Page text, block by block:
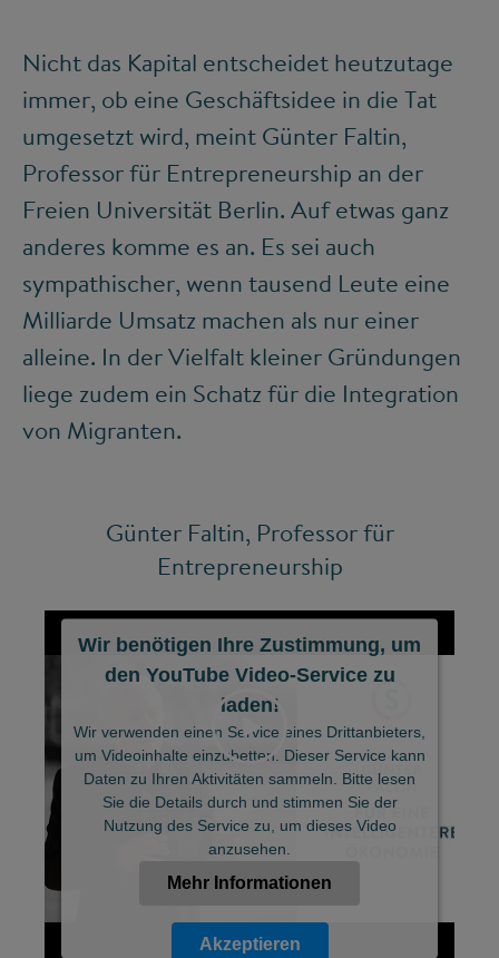
Nicht das Kapital entscheidet heutzutage
immer, ob eine Geschäftsidee in die Tat
umgesetzt wird, meint Günter Faltin,
Professor für Entrepreneurship an der
Freien Universität Berlin. Auf etwas ganz
anderes komme es an. Es sei auch
sympathischer, wenn tausend Leute eine
Milliarde Umsatz machen als nur einer
alleine. In der Vielfalt kleiner Gründungen
liege zudem ein Schatz für die Integration
von Migranten.
Wir benötigen Ihre Zustimmung, um
den YouTube Video-Service zu
laden!
Wir verwenden einen Service eines Drittanbieters,
um Videoinhalte einzubetten. Dieser Service kann
Daten zu Ihren Aktivitäten sammeln. Bitte lesen
Sie die Details durch und stimmen Sie der
Nutzung des Service zu, um dieses Video
anzusehen.
Mehr Informationen
Akzeptieren
Günter Faltin, Professor für
Entrepreneurship